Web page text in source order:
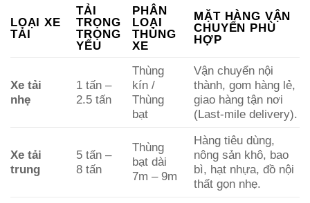
LOẠI XE
TẢI
TẢI
TRỌNG
TRỌNG
YẾU
PHÂN
LOẠI
THÙNG
XE
MẶT HÀNG VẬN
CHUYỂN PHÙ
HỢP
Xe tải
nhẹ
1 tấn –
2.5 tấn
Thùng
kín /
Thùng
bạt
Vận chuyển nội
thành, gom hàng lẻ,
giao hàng tận nơi
(Last-mile delivery).
Xe tải
trung
5 tấn –
8 tấn
Thùng
bạt dài
7m – 9m
Hàng tiêu dùng,
nông sản khô, bao
bì, hạt nhựa, đồ nội
thất gọn nhẹ.